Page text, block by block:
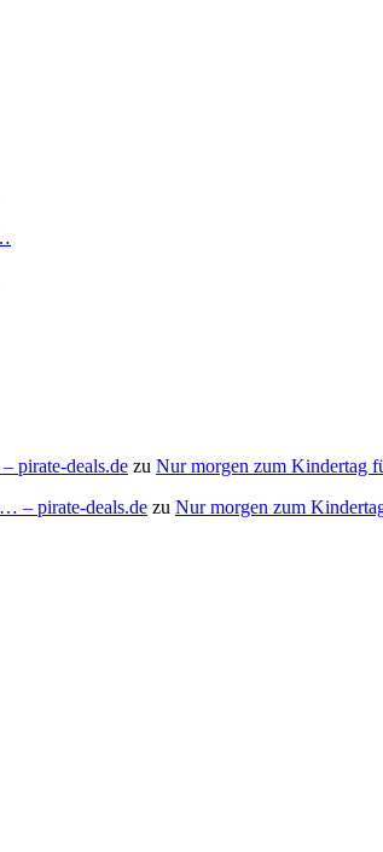
pirate-deals.de zu Nur morgen zum Kindertag
– pirate-deals.de zu Nur morgen zum